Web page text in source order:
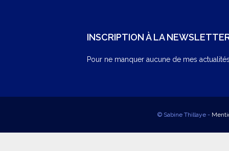
INSCRIPTION À LA
Pour ne manquer aucune de mes
© Sabine Thillaye -